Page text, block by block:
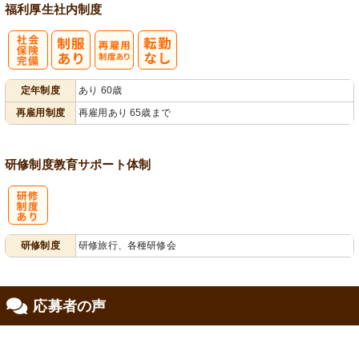
福利厚生社内制度
定年制度
あり 60歳
再雇用制度
再雇用あり 65歳まで
研修制度教育サポート体制
研修制度 研修旅行、各種研修会
応募者の声